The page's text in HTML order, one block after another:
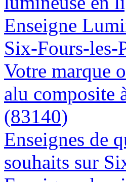
Enseigne
Six-Fours-les-
Votre marque
alu composite
(83140)
Enseignes de
souhaits sur